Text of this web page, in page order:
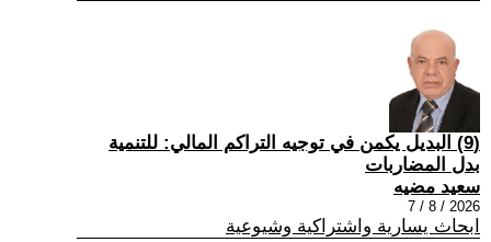
(9) البديل يكمن في توجيه التراكم المالي: للتنمية
بدل المضاربات
سعيد مضيه
2026 / 8 / 7
ابحاث يسارية واشتراكية وشيوعية